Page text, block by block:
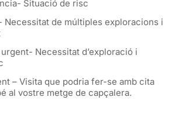
Situació de risc
Necessitat de múltiples exploracions i
Necessitat d’exploració i
– Visita que podria fer-se amb cita
al vostre metge de capçalera.